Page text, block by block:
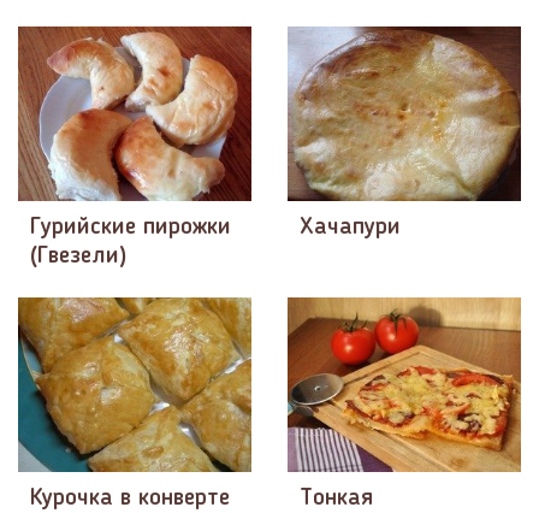
Гурийские пирожки
(Гвезели)
Хачапури
Курочка в конверте
Тонкая